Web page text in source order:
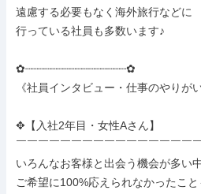
遠慮する必要もなく海外旅行などに
行っている社員も多数います♪
✿┈┈┈┈┈┈┈┈┈┈┈┈┈┈┈┈✿
《社員インタビュー・仕事のやりが
✥【入社2年目・女性Aさん】
￣￣￣￣￣￣￣￣￣￣￣￣￣￣￣￣
いろんなお客様と出会う機会が多い中
ご希望に100%応えられなかったこと